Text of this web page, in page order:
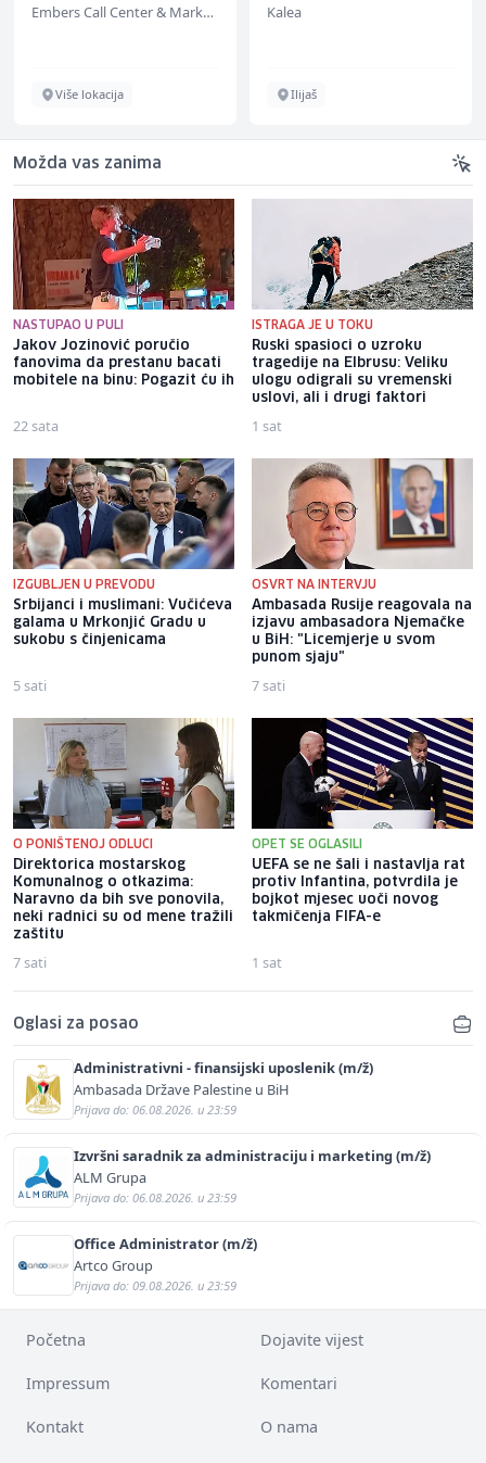
Embers Call Center & Marketing
Više lokacija
Kalea
Ilijaš
Možda vas zanima
NASTUPAO U PULI
Jakov Jozinović poručio
fanovima da prestanu bacati
mobitele na binu: Pogazit ću ih
22 sata
ISTRAGA JE U TOKU
Ruski spasioci o uzroku
tragedije na Elbrusu: Veliku
ulogu odigrali su vremenski
uslovi, ali i drugi faktori
1 sat
IZGUBLJEN U PREVODU
Srbijanci i muslimani: Vučićeva
galama u Mrkonjić Gradu u
sukobu s činjenicama
5 sati
OSVRT NA INTERVJU
Ambasada Rusije reagovala na
izjavu ambasadora Njemačke
u BiH: "Licemjerje u svom
punom sjaju"
7 sati
O PONIŠTENOJ ODLUCI
Direktorica mostarskog
Komunalnog o otkazima:
Naravno da bih sve ponovila,
neki radnici su od mene tražili
zaštitu
7 sati
OPET SE OGLASILI
UEFA se ne šali i nastavlja rat
protiv Infantina, potvrdila je
bojkot mjesec uoči novog
takmičenja FIFA-e
1 sat
Oglasi za posao
Administrativni - finansijski uposlenik (m/ž)
Ambasada Države Palestine u BiH
Prijava do: 06.08.2026. u 23:59
Izvršni saradnik za administraciju i marketing (m/ž)
ALM Grupa
Prijava do: 06.08.2026. u 23:59
Office Administrator (m/ž)
Artco Group
Prijava do: 09.08.2026. u 23:59
Početna Dojavite vijest
Impressum Komentari
Kontakt O nama